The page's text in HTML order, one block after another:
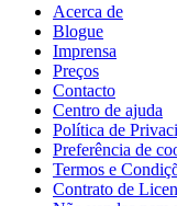
Acerca de
Blogue
Imprensa
Preços
Contacto
Centro de ajuda
Política de
Preferência de
Termos e
Contrato de